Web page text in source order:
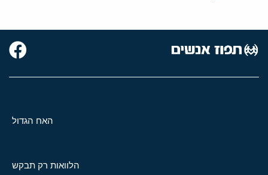
האח הגדול
הלוואות רק תבקש